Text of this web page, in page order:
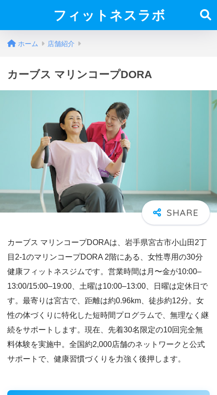
フィットネスラボ
ホーム 店舗紹介
カーブス マリンコープDORA
カーブス マリンコープDORAは、岩手県宮古市小山田2丁
目2-1のマリンコープDORA 2階にある、女性専用の30分
健康フィットネスジムです。営業時間は月〜金が10:00–
13:00/15:00–19:00、土曜は10:00–13:00、日曜は定休日で
す。最寄りは宮古で、距離は約0.96km、徒歩約12分。女
性の体づくりに特化した短時間プログラムで、無理なく継
続をサポートします。現在、先着30名限定の10回完全無
料体験を実施中。全国約2,000店舗のネットワークと公式
サポートで、健康習慣づくりを力強く後押します。